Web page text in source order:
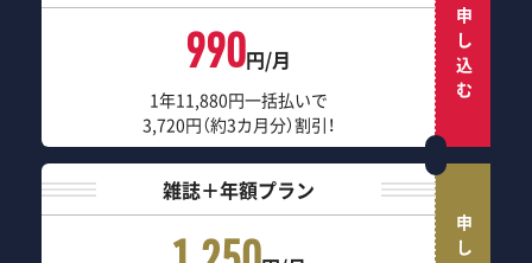
990円/月
1年11,880円一括払いで
3,720円（約3カ月分）割引！
申し込む
雑誌＋年額プラン